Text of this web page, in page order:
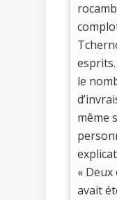
esprits.
le
même
«
avait